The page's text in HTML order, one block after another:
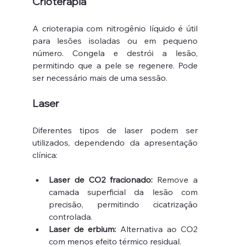
A crioterapia com nitrogênio líquido é útil
para lesões isoladas ou em pequeno
número. Congela e destrói a lesão,
permitindo que a pele se regenere. Pode
ser necessário mais de uma sessão.
Laser
Diferentes tipos de laser podem ser
utilizados, dependendo da apresentação
clínica:
Laser de CO2 fracionado: Remove a
camada superficial da lesão com
precisão, permitindo cicatrização
controlada.
Laser de erbium: Alternativa ao CO2
com menos efeito térmico residual.